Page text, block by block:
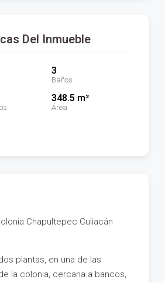
Del Inmueble
3
Baños
348.5 m²
Área
Chapultepec Culiacán
plantas, en una de las
la colonia, cercana a bancos,